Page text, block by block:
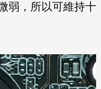
弱，所以可維持十